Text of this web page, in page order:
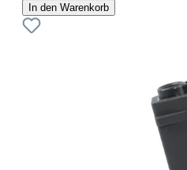
In den Warenkorb